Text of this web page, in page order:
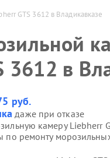
GTS 3612 в Владикавказе
3612 в
руб.
даже при отказе
камеру Liebherr
по ремонту